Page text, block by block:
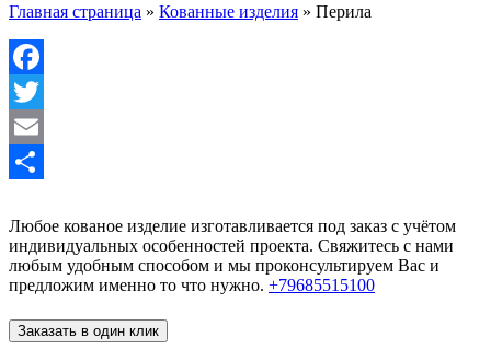
Главная страница » Кованные изделия » Перила
Facebook
Twitter
Email
Любое кованое изделие изготавливается под заказ с учётом
индивидуальных особенностей проекта. Свяжитесь с нами
любым удобным способом и мы проконсультируем Вас и
предложим именно то что нужно. +79685515100
Заказать в один клик